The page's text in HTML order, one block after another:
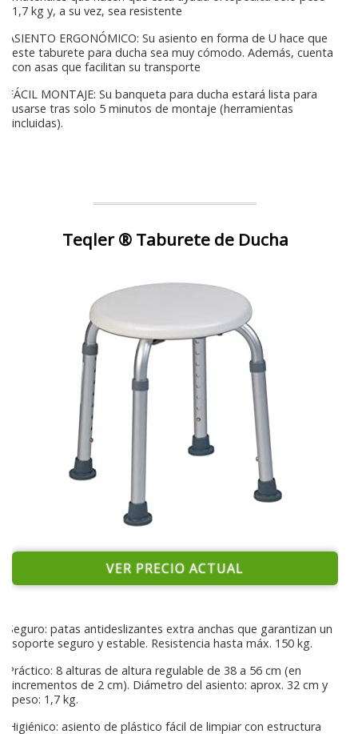
1,7 kg y, a su vez, sea resistente
ASIENTO ERGONÓMICO: Su asiento en forma de U hace que
este taburete para ducha sea muy cómodo. Además, cuenta
con asas que facilitan su transporte
FÁCIL MONTAJE: Su banqueta para ducha estará lista para
usarse tras solo 5 minutos de montaje (herramientas
incluidas).
Teqler ® Taburete de Ducha
VER PRECIO ACTUAL
Seguro: patas antideslizantes extra anchas que garantizan un
soporte seguro y estable. Resistencia hasta máx. 150 kg.
Práctico: 8 alturas de altura regulable de 38 a 56 cm (en
incrementos de 2 cm). Diámetro del asiento: aprox. 32 cm y
peso: 1,7 kg.
Higiénico: asiento de plástico fácil de limpiar con estructura